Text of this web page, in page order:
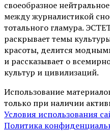
своеобразное
между журналистикой
тотального гламура.
раскрывает темы
красоты, делится
и рассказывает о
культур и цивилизаций.
Использование
только при наличии
Условия использования
Политика